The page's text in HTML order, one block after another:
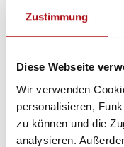
Zustimmung
Diese Webseite
Wir verwenden
personalisieren,
zu können und die
analysieren.
Vermeidung von
Trinkwassers und
Entwicklungen
Entwicklungen
Merkblattes 06/
von